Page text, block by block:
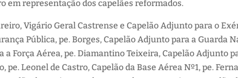
em representação dos capelães reformados.
Vigário Geral Castrense e Capelão Adjunto para o
Pública, pe. Borges, Capelão Adjunto para a Guarda
a Força Aérea, pe. Diamantino Teixeira, Capelão Adjunto
pe. Leonel de Castro, Capelão da Base Aérea Nº1, pe.